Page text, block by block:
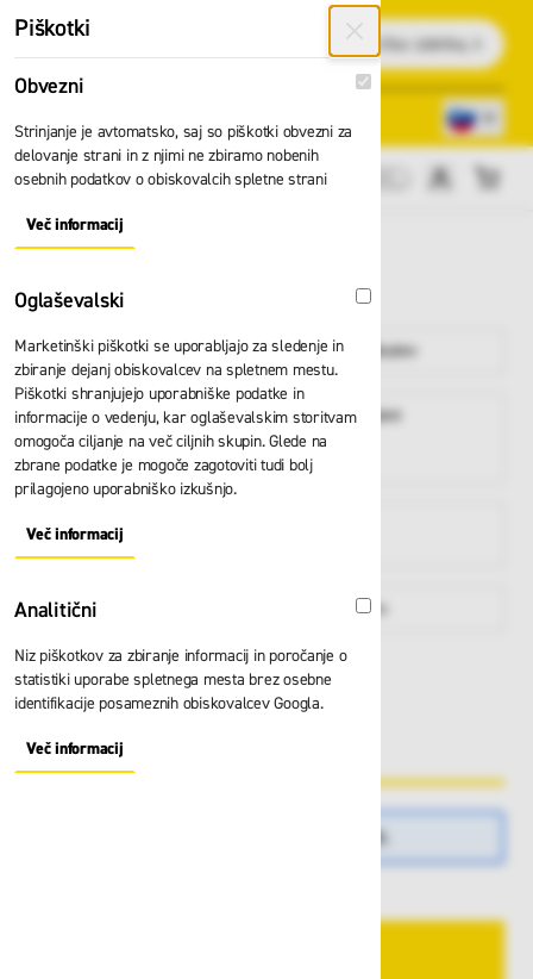
Preskoči na vsebino
Išči
Cene brez DDV
SUECOS
Delovna oblačila Delovna obutev
Delovne in
zaščitne
rokavice
Zaščita glave
višini
Zabojniki Po namenu
HELLY HANSEN
KRATKE HLAČE
Izdelkov, ki ustrezajo izbiri, ni mogoče najti.
Piškotki
Obvezni Obvezni
Strinjanje je avtomatsko, saj so piškotki obvezni za
delovanje strani in z njimi ne zbiramo nobenih
osebnih podatkov o obiskovalcih spletne strani
Več informacijAbout "Obvezni" Cookie Group
Oglaševalski Oglaševalski
Marketinški piškotki se uporabljajo za sledenje in
zbiranje dejanj obiskovalcev na spletnem mestu.
Piškotki shranjujejo uporabniške podatke in
informacije o vedenju, kar oglaševalskim storitvam
omogoča ciljanje na več ciljnih skupin. Glede na
zbrane podatke je mogoče zagotoviti tudi bolj
prilagojeno uporabniško izkušnjo.
Več informacijAbout "Oglaševalski" Cookie Group
Analitični Analitični
Niz piškotkov za zbiranje informacij in poročanje o
statistiki uporabe spletnega mesta brez osebne
identifikacije posameznih obiskovalcev Googla.
Več informacijAbout "Analitični" Cookie Group